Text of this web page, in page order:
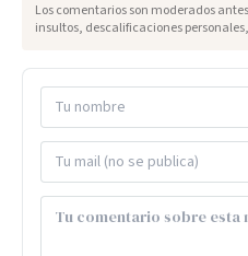
Los comentarios son moderados
insultos, descalificaciones